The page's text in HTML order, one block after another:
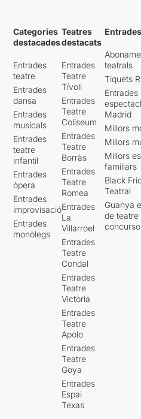
Categories
destacades
Entrades
teatre
Entrades
dansa
Entrades
musicals
Entrades
teatre
infantil
Entrades
òpera
Entrades
improvisació
Entrades
monòlegs
Teatres
destacats
Entrades
Teatre
Tívoli
Entrades
Teatre
Coliseum
Entrades
Teatre
Borràs
Entrades
Teatre
Romea
Entrades
La
Villarroel
Entrades
Teatre
Condal
Entrades
Teatre
Victòria
Entrades
Teatre
Apolo
Entrades
Teatre
Goya
Entrades
Espai
Texas
Entrades
teatrals
Tiquets
Entrades
Madrid
Millors
Millors
Millors
familiars
Black
Teatral
Guanya
de teatre